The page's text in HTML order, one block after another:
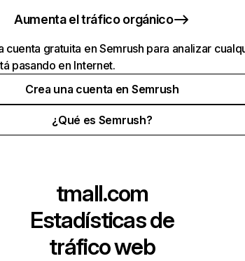
Aumenta el tráfico orgánico
cuenta gratuita en Semrush para analizar
pasando en Internet.
Crea una cuenta en Semrush
¿Qué es Semrush?
tmall.com
Estadísticas de
tráfico web